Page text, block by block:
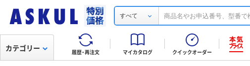
すべて
履歴・再注文 マイカタログ クイックオーダー
カテゴリー